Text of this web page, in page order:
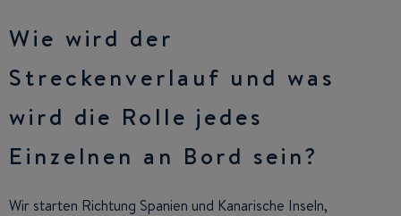
Wie wird der
Streckenverlauf und was
wird die Rolle jedes
Einzelnen an Bord sein?
Wir starten Richtung Spanien und Kanarische Inseln,